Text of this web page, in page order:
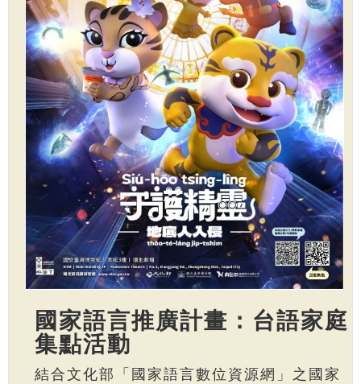
國家語言推廣計畫：台語家庭
集點活動
結合文化部「國家語言數位資源網」之國家